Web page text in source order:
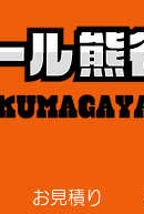
お見積り